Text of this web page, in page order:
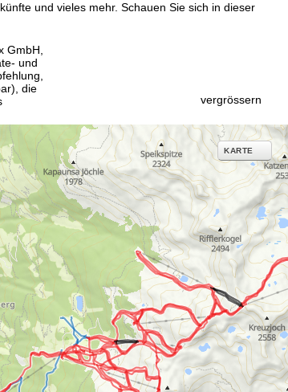
GmbH,
und
die
und
und vieles mehr. Schauen Sie sich in dieser
vergrössern
KARTE